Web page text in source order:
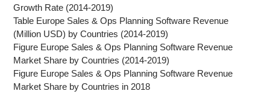
Growth Rate (2014-2019)
Table Europe Sales & Ops Planning Software Revenue
(Million USD) by Countries (2014-2019)
Figure Europe Sales & Ops Planning Software Revenue
Market Share by Countries (2014-2019)
Figure Europe Sales & Ops Planning Software Revenue
Market Share by Countries in 2018